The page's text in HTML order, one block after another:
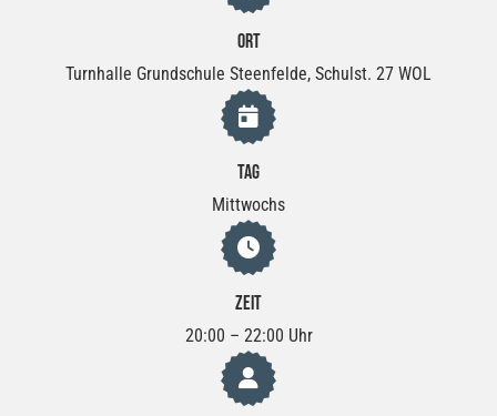
Ort
Turnhalle Grundschule Steenfelde, Schulst. 27 WOL
Tag
Mittwochs
Zeit
20:00 – 22:00 Uhr